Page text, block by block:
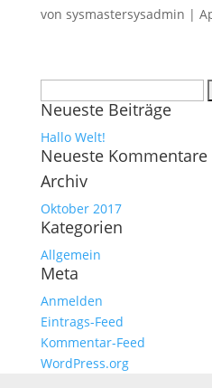
von sysmastersysadmin |
nach:
Neueste Beiträge
Hallo Welt!
Neueste Kommentare
Archiv
Oktober 2017
Kategorien
Allgemein
Meta
Anmelden
Eintrags-Feed
Kommentar-Feed
WordPress.org